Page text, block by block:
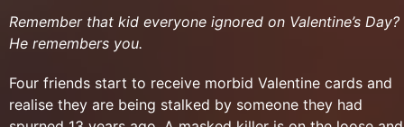
Remember that kid everyone ignored on Valentine’s Day?
He remembers you.
Four friends start to receive morbid Valentine cards and
realise they are being stalked by someone they had